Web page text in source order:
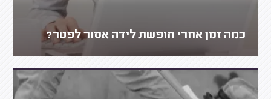
כמה זמן אחרי חופשת לידה אסור לפטר?